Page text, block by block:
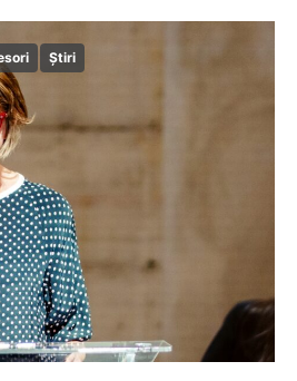
Știri